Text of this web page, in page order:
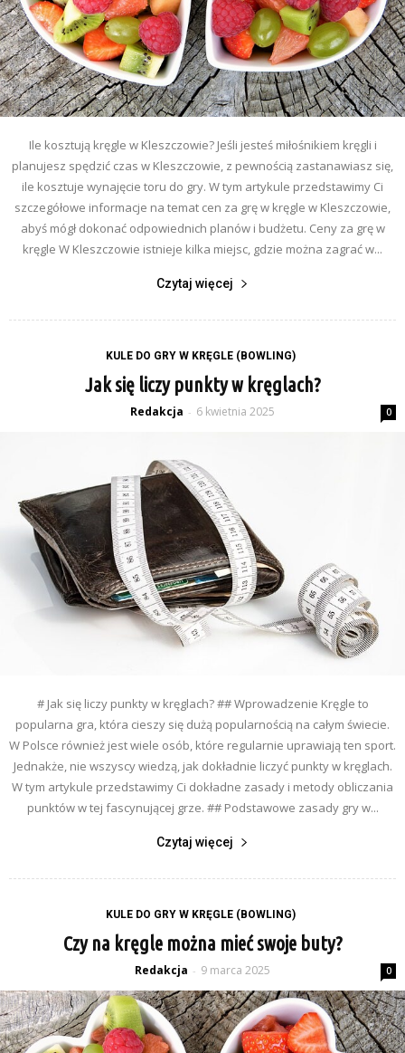
Ile kosztują kręgle w Kleszczowie? Jeśli jesteś miłośnikiem kręgli i
planujesz spędzić czas w Kleszczowie, z pewnością zastanawiasz się,
ile kosztuje wynajęcie toru do gry. W tym artykule przedstawimy Ci
szczegółowe informacje na temat cen za grę w kręgle w Kleszczowie,
abyś mógł dokonać odpowiednich planów i budżetu. Ceny za grę w
kręgle W Kleszczowie istnieje kilka miejsc, gdzie można zagrać w...
Czytaj więcej
KULE DO GRY W KRĘGLE (BOWLING)
Jak się liczy punkty w kręglach?
Redakcja - 6 kwietnia 2025 0
# Jak się liczy punkty w kręglach? ## Wprowadzenie Kręgle to
popularna gra, która cieszy się dużą popularnością na całym świecie.
W Polsce również jest wiele osób, które regularnie uprawiają ten sport.
Jednakże, nie wszyscy wiedzą, jak dokładnie liczyć punkty w kręglach.
W tym artykule przedstawimy Ci dokładne zasady i metody obliczania
punktów w tej fascynującej grze. ## Podstawowe zasady gry w...
Czytaj więcej
KULE DO GRY W KRĘGLE (BOWLING)
Czy na kręgle można mieć swoje buty?
Redakcja - 9 marca 2025 0